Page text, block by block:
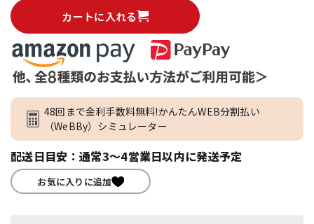
カートに入れる
48回まで金利手数料無料!かんたんWEB分割払い
（WeBBy）シミュレーター
配送日目安：通常3～4営業日以内に発送予定
お気に入りに追加